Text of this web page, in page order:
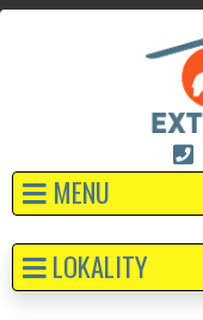
MENU
LOKALITY